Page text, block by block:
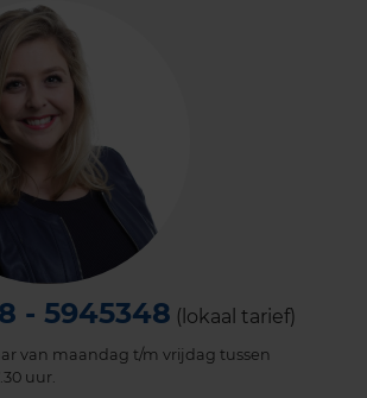
- 5945348 (lokaal tarief)
van maandag t/m vrijdag tussen
uur.